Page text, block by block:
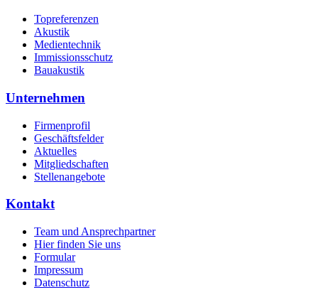
Topreferenzen
Akustik
Medientechnik
Immissionsschutz
Bauakustik
Unternehmen
Firmenprofil
Geschäftsfelder
Aktuelles
Mitgliedschaften
Stellenangebote
Kontakt
Team und Ansprechpartner
Hier finden Sie uns
Formular
Impressum
Datenschutz